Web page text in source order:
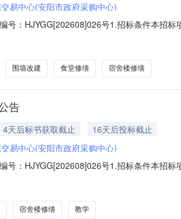
易中心(安阳市政府采购中心)
：HJYGG[202608]026号1.招标条件本招标
、滑县投资集团有限公司，建设资金来自中
年城乡义务教育校舍维修改造中央补助
围墙改建 食堂修缮 宿舍楼修缮
告
4天后标书获取截止
16天后投标截止
易中心(安阳市政府采购中心)
：HJYGG[202608]026号1.招标条件本招
年城乡义务教育校舍维修改造中央补助
宿舍楼修缮 教学